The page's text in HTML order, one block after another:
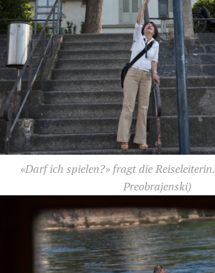
«Darf ich spielen?» fragt die Reiseleiterin.
Preobrajenski)